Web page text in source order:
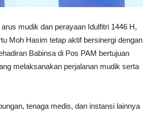
mudik dan perayaan Idulfitri 1446 H,
Moh Hasim tetap aktif bersinergi dengan
Babinsa di Pos PAM bertujuan
melaksanakan perjalanan mudik serta
tenaga medis, dan instansi lainnya